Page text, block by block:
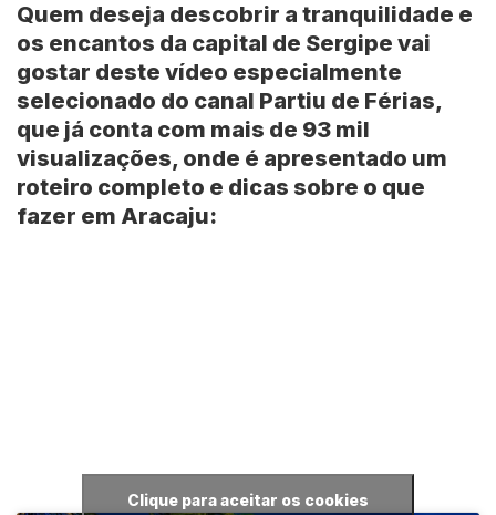
Quem deseja descobrir a tranquilidade e
os encantos da capital de Sergipe vai
gostar deste vídeo especialmente
selecionado do canal Partiu de Férias,
que já conta com mais de 93 mil
visualizações, onde é apresentado um
roteiro completo e dicas sobre o que
fazer em Aracaju:
Clique para aceitar os cookies